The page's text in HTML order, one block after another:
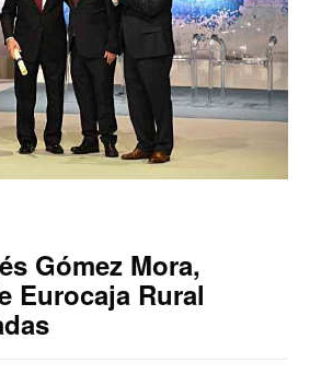
Gómez Mora,
Eurocaja Rural